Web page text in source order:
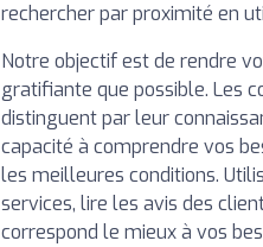
rechercher par proximité en
Notre objectif est de rendre
gratifiante que possible. Les
distinguent par leur
capacité à comprendre vos
les meilleures conditions.
services, lire les avis des
correspond le mieux à vos